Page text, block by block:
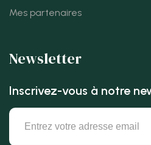
Mes partenaires
Newsletter
Inscrivez-vous à notre